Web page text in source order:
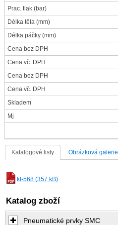
Prac. tlak (bar)
Délka těla (mm)
Délka páčky (mm)
Cena bez DPH
Cena vč. DPH
Cena bez DPH
Cena vč. DPH
Skladem
Mj
Katalogové listy Obrázková galerie
kl-568 (357 kB)
Katalog zboží
Pneumatické prvky SMC